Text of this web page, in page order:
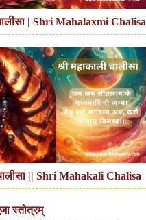
चालीसा | Shri Mahalaxmi Chalisa
|| Shri Mahakali Chalisa